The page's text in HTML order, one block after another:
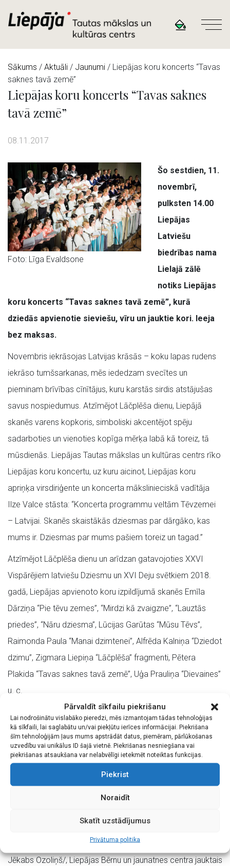
Pārvaldīt sīkfailu piekrišanu
Lai nodrošinātu vislabāko pieredzi, mēs izmantojam tādas tehnoloģijas
kā sīkfaili, lai saglabātu un/vai piekļūtu ierīces informācijai. Piekrišana
šīm tehnoloģijām ļaus mums apstrādāt datus, piemēram, pārlūkošanas
uzvedību vai unikālus ID šajā vietnē. Piekrišanas nesniegšana vai
piekrišanas atsaukšana var nelabvēlīgi ietekmēt noteiktas funkcijas.
Piekrist
Noraidīt
Skatīt uzstādījumus
Privātuma politika
Sākums / Aktuāli / Jaunumi / Liepājas koru koncerts “Tavas
saknes tavā zemē”
Liepājas koru koncerts “Tavas saknes
tavā zemē”
08.11.2017
Foto: Līga Evaldsone
Šo sestdien, 11.
novembrī,
pulksten 14.00
Liepājas
Latviešu
biedrības nama
Lielajā zālē
notiks Liepājas
koru koncerts “Tavas saknes tavā zemē”, kurā
dziedās apvienotie sieviešu, vīru un jauktie kori. Ieeja
bez maksas.
Novembris iekrāsojas Latvijas krāsās – koku lapas rudens
iekrāso tumšsarkanas, mēs iededzam svecītes un
pieminam brīvības cīnītājus, kuru karstās sirdis atstājušas
savus nospiedumus. Atzīmējot Lāčplēša dienu, Liepājā
skanēs varens kopkoris, simboliski akcentējot spēju
sadarboties un vienoties kopīga mērķa labā kā toreiz, tā
mūsdienās. Liepājas Tautas mākslas un kultūras centrs rīko
Liepājas koru koncertu, uz kuru aicinot, Liepājas koru
apriņķa virsdiriģente un koncerta mākslinieciskā vadītāja
Ilze Valce stāsta: “Koncerta programmu veltām Tēvzemei
– Latvijai. Skanēs skaistākās dziesmas par dārgāko, kas
mums ir. Dziesmas par mums pašiem toreiz un tagad.”
Atzīmējot Lāčplēša dienu un arīdzan gatavojoties XXVI
Vispārējiem latviešu Dziesmu un XVI Deju svētkiem 2018.
gadā, Liepājas apvienoto koru izpildījumā skanēs Emīla
Dārziņa “Pie tēvu zemes”, “Mirdzi kā zvaigzne”, “Lauztās
priedes”, “Nāru dziesma”, Lūcijas Garūtas “Mūsu Tēvs”,
Raimonda Paula “Manai dzimtenei”, Alfrēda Kalniņa “Dziedot
dzimu”, Zigmara Liepiņa “Lāčplēša” fragmenti, Pētera
Plakida “Tavas saknes tavā zemē”, Uģa Prauliņa “Dievaines”
u. c.
Koncertā piedalās Liepājas Tautas mākslas un kultūras
centra jauktie kori „INTIS” /diriģente Ilze Valce, kormeistars
Kārlis Millers/, „Kursa” /diriģente Ilze Āboliņa/, „Laiks”
/diriģente Ilze Balode, kormeistare Laura Bluķe/, „Lauma”
/diriģente Mirdza Paipare/, „Līva” /diriģents Jēkabs Ozoliņš/,
sieviešu koris „Aija” /diriģente Gunta Vite, kormeistare Antra
/mākslinieciskā vadītāja Ilze Valce, diriģente Olga Blauzde/,
Liepājas Valsts 1. ģimnāzijas jauktais koris /diriģents
Jēkabs Ozoliņš/, Liepājas Bērnu un jaunatnes centra jauktais